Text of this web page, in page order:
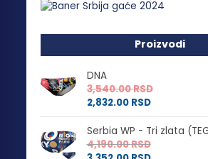
Proizvodi
DNA
3,540.00RSD
2,832.00 RSD
Serbia WP - Tri zlata
4,190.00RSD